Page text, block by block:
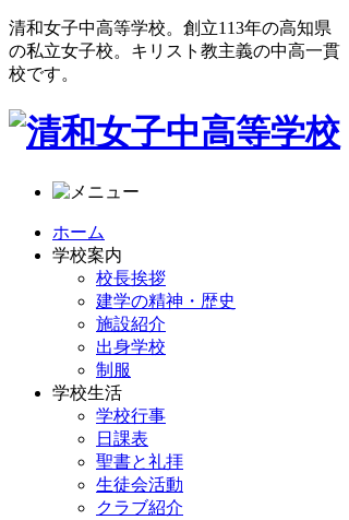
清和女子中高等学校。創立113年の高知県
の私立女子校。キリスト教主義の中高一貫
校です。
ホーム
学校案内
校長挨拶
建学の精神・歴史
施設紹介
出身学校
制服
学校生活
学校行事
日課表
聖書と礼拝
生徒会活動
クラブ紹介